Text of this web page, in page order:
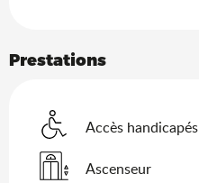
Prestations
Accès handicapés
Ascenseur